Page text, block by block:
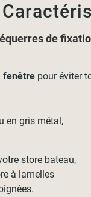
de
fenêtre pour éviter
en gris métal,
store bateau,
à lamelles